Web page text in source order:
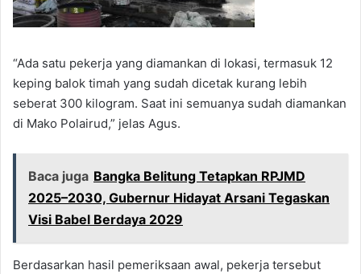
“Ada satu pekerja yang diamankan di lokasi, termasuk 12
keping balok timah yang sudah dicetak kurang lebih
seberat 300 kilogram. Saat ini semuanya sudah diamankan
di Mako Polairud,” jelas Agus.
Baca juga Bangka Belitung Tetapkan RPJMD
2025–2030, Gubernur Hidayat Arsani Tegaskan
Visi Babel Berdaya 2029
Berdasarkan hasil pemeriksaan awal, pekerja tersebut